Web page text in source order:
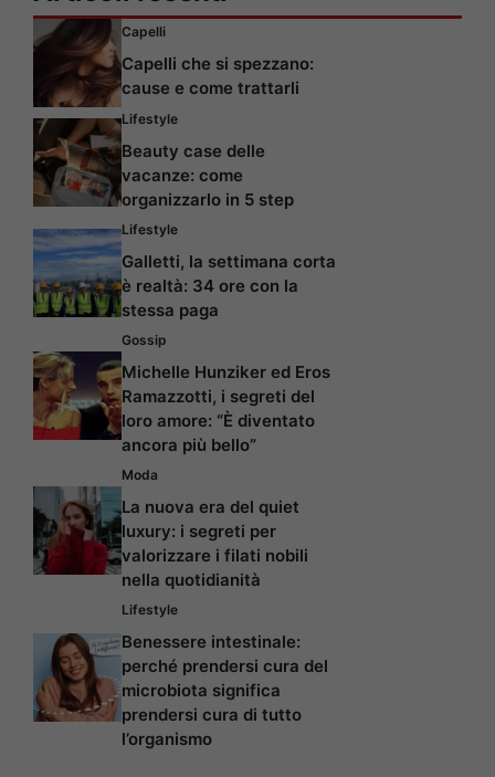
Capelli
Capelli che si spezzano:
cause e come trattarli
Lifestyle
Beauty case delle
vacanze: come
organizzarlo in 5 step
Lifestyle
Galletti, la settimana corta
è realtà: 34 ore con la
stessa paga
Gossip
Michelle Hunziker ed Eros
Ramazzotti, i segreti del
loro amore: “È diventato
ancora più bello”
Moda
La nuova era del quiet
luxury: i segreti per
valorizzare i filati nobili
nella quotidianità
Lifestyle
Benessere intestinale:
perché prendersi cura del
microbiota significa
prendersi cura di tutto
l’organismo